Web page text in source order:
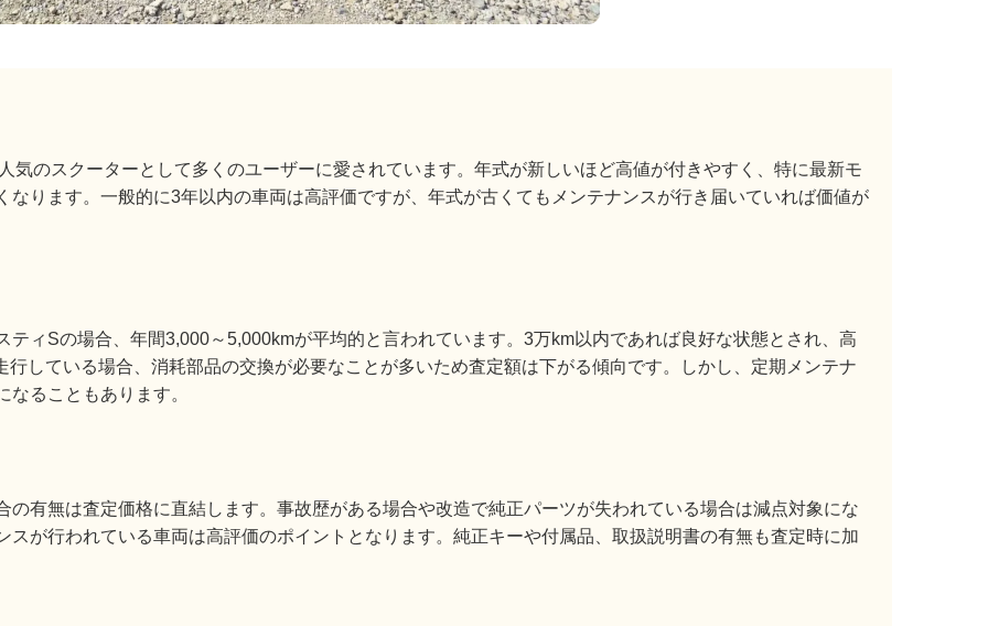
気のスクーターとして多くのユーザーに愛されています。年式が新しいほど高値が付きやすく、特に最新モ
ります。一般的に3年以内の車両は高評価ですが、年式が古くてもメンテナンスが行き届いていれば価値が
ィSの場合、年間3,000～5,000kmが平均的と言われています。3万km以内であれば良好な状態とされ、高
している場合、消耗部品の交換が必要なことが多いため査定額は下がる傾向です。しかし、定期メンテナ
ることもあります。
有無は査定価格に直結します。事故歴がある場合や改造で純正パーツが失われている場合は減点対象にな
が行われている車両は高評価のポイントとなります。純正キーや付属品、取扱説明書の有無も査定時に加